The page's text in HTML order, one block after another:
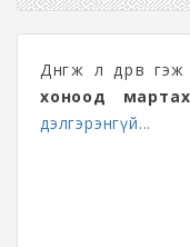
Дөнгөж л дөрөв
хоноод мартах
дэлгэрэнгүй...